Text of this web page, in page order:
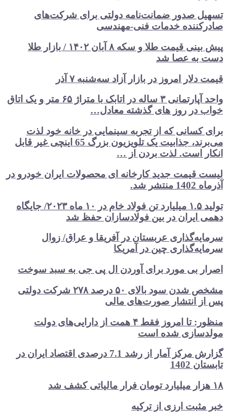
تسهیل صدور ضمانت‌نامه دولتی برای شرکت‌های
صادرکننده خدمات فنی-مهندسی
پیش بینی قیمت طلا و سکه ۸ آبان ۱۴۰۲ / بازار طلا
دست‌ به عصا شد
قیمت دلار امروز در بازار آزاد سه‌شنبه ۷ آذر
واحد آپارتمانی ۳ ساله در اتابک با متراژ ۶۵ متر و یک اتاق
خواب در روز های گذشته معادل…
برای کسانی که از تجربه سینمایی در خانه خود لذت
می‌برند، جذابیت یک تلویزیون بزرگ 65 اینچی غیر قابل
انکار است. لذت بردن از …
لیست قیمت جدید کارخانه ای محصولات ایران خودرو در
آذرماه 1402 منتشر شد.
تولید ۱.۵ میلیارد تن فولاد خام در ۱۰ ماه ۲۰۲۳/ جایگاه
دهمی ایران در بین فولادسازان حفظ شد
سرمایه‌گذاری عربستان در آفریقا و عراق/ زوال
سرمایه‌گذاری چین در آمریکا
اصرار بی مورد برای آوردن ال پی جی به سبد سوخت
مشخص شدن سود بالای ۵۰ درصد ۲۷۸ شرکت دولتی
پس از انتشار صورت‌های مالی
منظور: تا امروز فقط ۴ همت از دارایی‌های دولت
مولدسازی شده است
گزارش مرکز آمار از رشد 7.1 درصدی اقتصاد ایران در
تابستان 1402
۱۸ هزار میلیارد تومان فرار مالیاتی کشف شد
خبر مثبت ارزی از ترکیه